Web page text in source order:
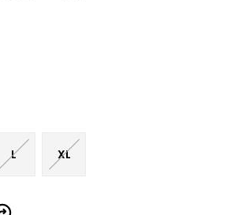
L XL